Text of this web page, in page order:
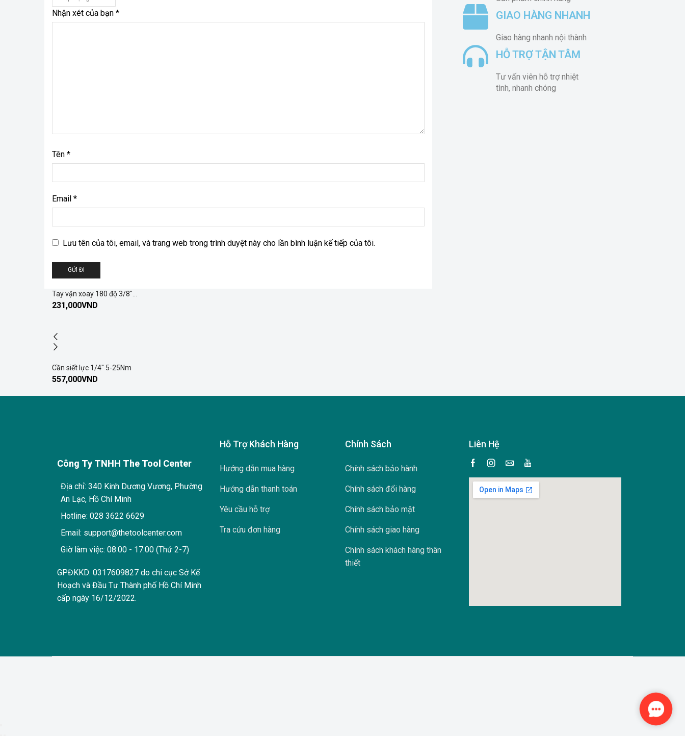
Nhận xét của bạn *
Tên *
Email *
Lưu tên của tôi, email, và trang web trong trình duyệt này cho lần bình luận kế tiếp của tôi.
GIAO HÀNG NHANH
Giao hàng nhanh nội thành
HỖ TRỢ TẬN TÂM
Tư vấn viên hỗ trợ nhiệt
tình, nhanh chóng
Tay vặn xoay 180 độ 3/8″...
231,000VND
Cần siết lực 1/4″ 5-25Nm
557,000VND
Công Ty TNHH The Tool Center
Địa chỉ: 340 Kinh Dương Vương, Phường
An Lạc, Hồ Chí Minh
Hotline: 028 3622 6629
Email: support@thetoolcenter.com
Giờ làm việc: 08:00 - 17:00 (Thứ 2-7)
GPĐKKD: 0317609827 do chi cục Sở Kế
Hoạch và Đầu Tư Thành phố Hồ Chí Minh
cấp ngày 16/12/2022.
Hỗ Trợ Khách Hàng
Hướng dẫn mua hàng
Hướng dẫn thanh toán
Yêu cầu hỗ trợ
Tra cứu đơn hàng
Chính Sách
Chính sách bảo hành
Chính sách đổi hàng
Chính sách bảo mật
Chính sách giao hàng
Chính sách khách hàng thân
thiết
Liên Hệ
Contact
Us